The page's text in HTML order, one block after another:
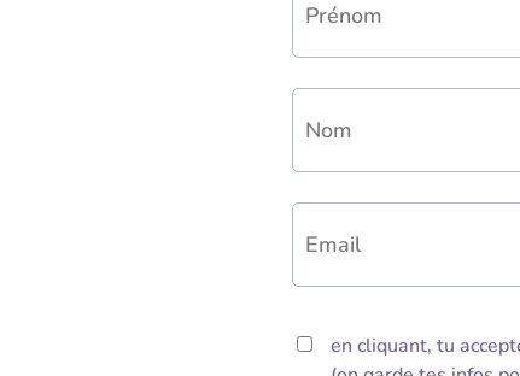
en cliquant, tu